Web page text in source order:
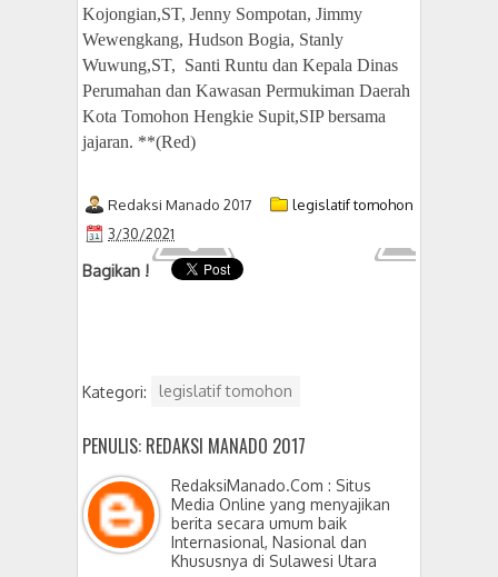
Kojongian,ST, Jenny Sompotan, Jimmy
Wewengkang, Hudson Bogia, Stanly
Wuwung,ST, Santi Runtu dan Kepala Dinas
Perumahan dan Kawasan Permukiman Daerah
Kota Tomohon Hengkie Supit,SIP bersama
jajaran. **(Red)
Redaksi Manado 2017
legislatif tomohon
3/30/2021
Bagikan !
Kategori: legislatif tomohon
PENULIS: REDAKSI MANADO 2017
RedaksiManado.Com : Situs
Media Online yang menyajikan
berita secara umum baik
Internasional, Nasional dan
Khususnya di Sulawesi Utara